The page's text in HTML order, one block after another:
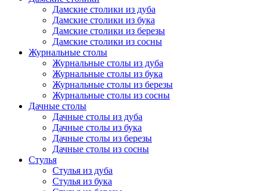
Дамские столики из дуба
Дамские столики из бука
Дамские столики из березы
Дамские столики из сосны
Журнальные столы
Журнальные столы из дуба
Журнальные столы из бука
Журнальные столы из березы
Журнальные столы из сосны
Дачные столы
Дачные столы из дуба
Дачные столы из бука
Дачные столы из березы
Дачные столы из сосны
Стулья
Стулья из дуба
Стулья из бука